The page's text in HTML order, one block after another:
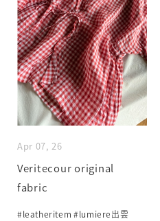
Apr 07, 26
Veritecour original
fabric
#leatheritem #lumiere出雲